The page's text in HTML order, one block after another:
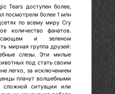
Tears доступен более,
посмотрели более 1 млн
по всему миру Cry
количество фанатов.
и зеленом
мирная группа друзей:
слезы. Эти милые
под стать своим
легко, за исключением
плачут волшебными
сложной ситуации или